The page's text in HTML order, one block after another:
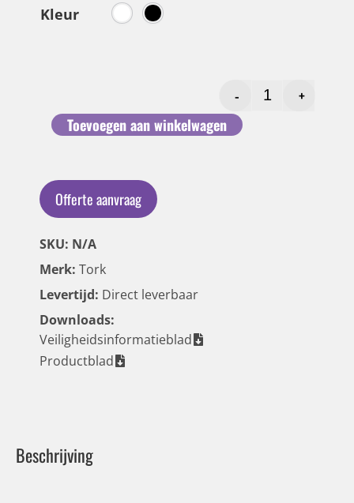
Kleur
-
+
Toevoegen aan winkelwagen
Offerte aanvraag
SKU: N/A
Merk: Tork
Levertijd: Direct leverbaar
Downloads:
Veiligheidsinformatieblad
Productblad
Beschrijving